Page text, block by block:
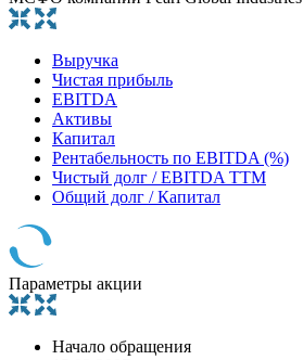
Выручка
Чистая прибыль
EBITDA
Активы
Капитал
Рентабельность по EBITDA (%)
Чистый долг / EBITDA TTM
Общий долг / Капитал
Параметры акции
Начало обращения